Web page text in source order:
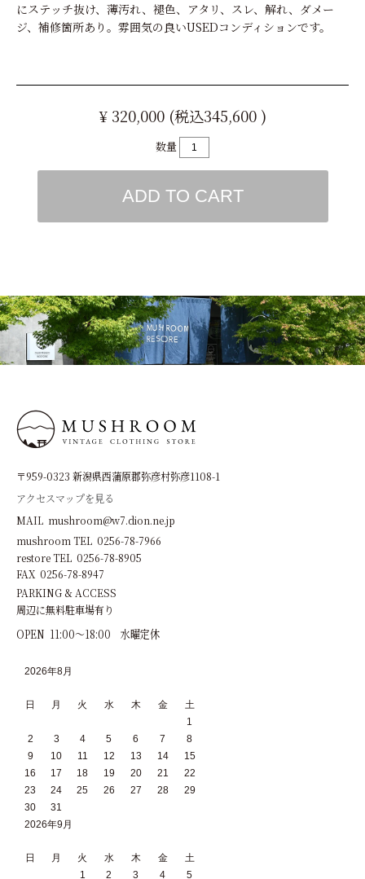
にステッチ抜け、薄汚れ、褪色、アタリ、スレ、解れ、ダメー
ジ、補修箇所あり。雰囲気の良いUSEDコンディションです。
¥ 320,000 (税込345,600 )
数量
ADD TO CART
〒959-0323 新潟県西蒲原郡弥彦村弥彦1108-1
アクセスマップを見る
MAIL mushroom@w7.dion.ne.jp
mushroom TEL 0256-78-7966
restore TEL 0256-78-8905
FAX 0256-78-8947
PARKING & ACCESS
周辺に無料駐車場有り
OPEN 11:00～18:00 水曜定休
2026年8月
日 月 火 水 木 金
土
1
2
3 4 5 6 7
8
9
10 11 12 13 14
15
16
17 18 19 20 21
22
23
24 25 26 27 28
29
30
31
2026年9月
日 月 火 水 木 金
土
1
2 3 4 5